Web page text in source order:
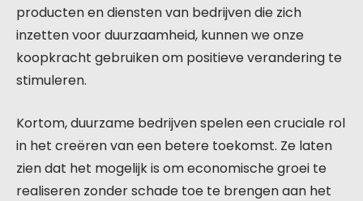
producten en diensten van bedrijven die zich
inzetten voor duurzaamheid, kunnen we onze
koopkracht gebruiken om positieve verandering te
stimuleren.
Kortom, duurzame bedrijven spelen een cruciale rol
in het creëren van een betere toekomst. Ze laten
zien dat het mogelijk is om economische groei te
realiseren zonder schade toe te brengen aan het